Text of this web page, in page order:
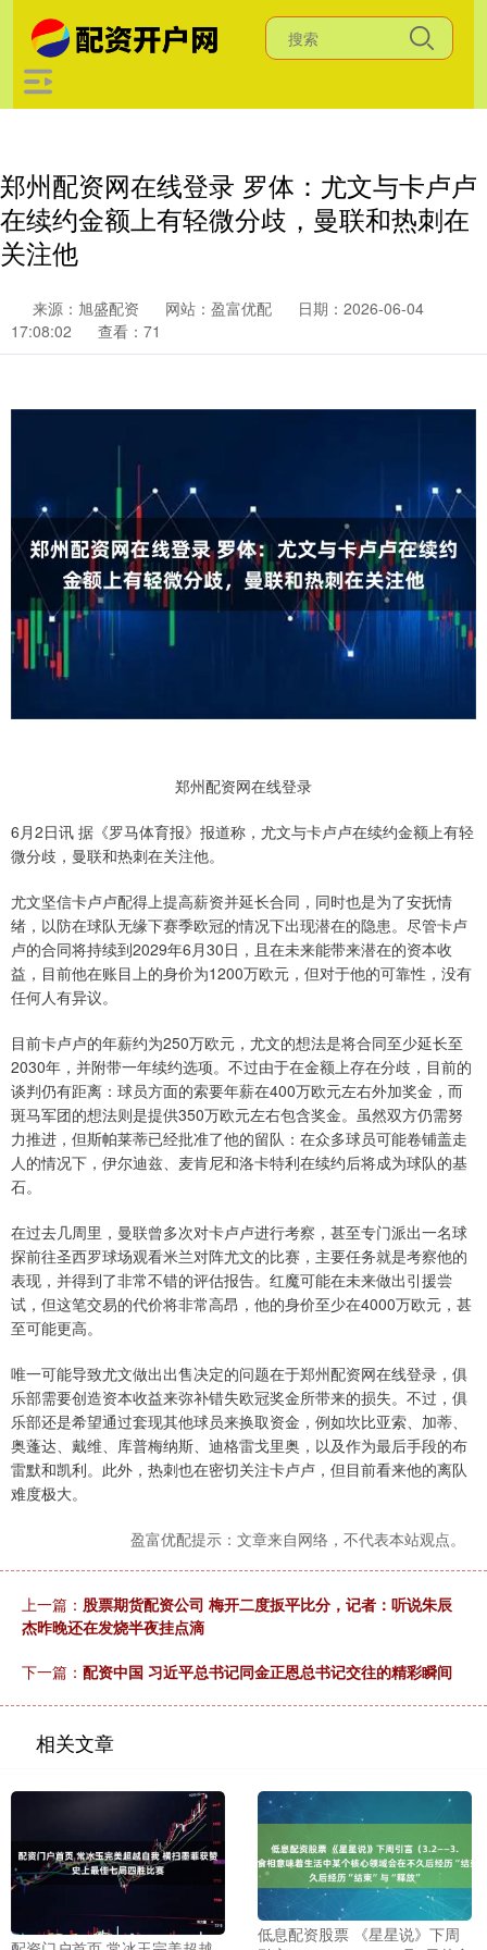
郑州配资网在线登录 罗体：尤文与卡卢卢
在续约金额上有轻微分歧，曼联和热刺在
关注他
来源：旭盛配资 网站：盈富优配
日期：2026-06-04
17:08:02
查看：71
郑州配资网在线登录
6月2日讯 据《罗马体育报》报道称，尤文与卡卢卢在续约金额上有轻
微分歧，曼联和热刺在关注他。
尤文坚信卡卢卢配得上提高薪资并延长合同，同时也是为了安抚情
绪，以防在球队无缘下赛季欧冠的情况下出现潜在的隐患。尽管卡卢
卢的合同将持续到2029年6月30日，且在未来能带来潜在的资本收
益，目前他在账目上的身价为1200万欧元，但对于他的可靠性，没有
任何人有异议。
目前卡卢卢的年薪约为250万欧元，尤文的想法是将合同至少延长至
2030年，并附带一年续约选项。不过由于在金额上存在分歧，目前的
谈判仍有距离：球员方面的索要年薪在400万欧元左右外加奖金，而
斑马军团的想法则是提供350万欧元左右包含奖金。虽然双方仍需努
力推进，但斯帕莱蒂已经批准了他的留队：在众多球员可能卷铺盖走
人的情况下，伊尔迪兹、麦肯尼和洛卡特利在续约后将成为球队的基
石。
在过去几周里，曼联曾多次对卡卢卢进行考察，甚至专门派出一名球
探前往圣西罗球场观看米兰对阵尤文的比赛，主要任务就是考察他的
表现，并得到了非常不错的评估报告。红魔可能在未来做出引援尝
试，但这笔交易的代价将非常高昂，他的身价至少在4000万欧元，甚
至可能更高。
唯一可能导致尤文做出出售决定的问题在于郑州配资网在线登录，俱
乐部需要创造资本收益来弥补错失欧冠奖金所带来的损失。不过，俱
乐部还是希望通过套现其他球员来换取资金，例如坎比亚索、加蒂、
奥蓬达、戴维、库普梅纳斯、迪格雷戈里奥，以及作为最后手段的布
雷默和凯利。此外，热刺也在密切关注卡卢卢，但目前看来他的离队
难度极大。
盈富优配提示：文章来自网络，不代表本站观点。
上一篇： 股票期货配资公司 梅开二度扳平比分，记者：听说朱辰
杰昨晚还在发烧半夜挂点滴
下一篇： 配资中国 习近平总书记同金正恩总书记交往的精彩瞬间
相关文章
低息配资股票 《星星说》下周